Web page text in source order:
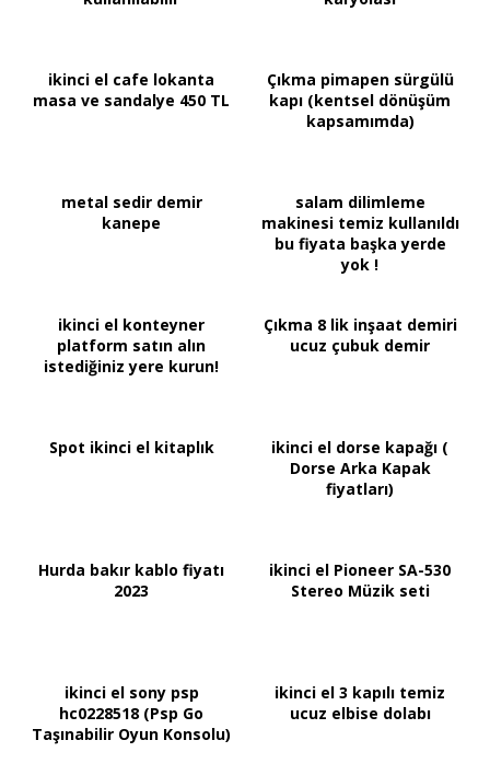
ikinci el cafe lokanta
masa ve sandalye 450 TL
Çıkma pimapen sürgülü
kapı (kentsel dönüşüm
kapsamımda)
metal sedir demir
kanepe
salam dilimleme
makinesi temiz kullanıldı
bu fiyata başka yerde
yok !
ikinci el konteyner
platform satın alın
istediğiniz yere kurun!
Çıkma 8 lik inşaat demiri
ucuz çubuk demir
Spot ikinci el kitaplık
ikinci el dorse kapağı (
Dorse Arka Kapak
fiyatları)
Hurda bakır kablo fiyatı
2023
ikinci el Pioneer SA-530
Stereo Müzik seti
ikinci el sony psp
hc0228518 (Psp Go
Taşınabilir Oyun Konsolu)
ikinci el 3 kapılı temiz
ucuz elbise dolabı